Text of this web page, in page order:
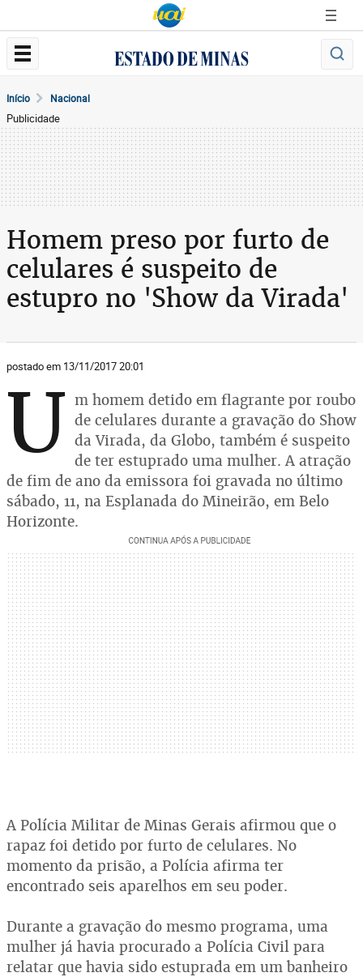
Início Nacional
Publicidade
Homem preso por furto de
celulares é suspeito de
estupro no 'Show da Virada'
postado em 13/11/2017 20:01
U m homem detido em flagrante por roubo
de celulares durante a gravação do Show
da Virada, da Globo, também é suspeito
de ter estuprado uma mulher. A atração
de fim de ano da emissora foi gravada no último
sábado, 11, na Esplanada do Mineirão, em Belo
Horizonte.
A Polícia Militar de Minas Gerais afirmou que o
rapaz foi detido por furto de celulares. No
momento da prisão, a Polícia afirma ter
encontrado seis aparelhos em seu poder.
Durante a gravação do mesmo programa, uma
mulher já havia procurado a Polícia Civil para
relatar que havia sido estuprada em um banheiro